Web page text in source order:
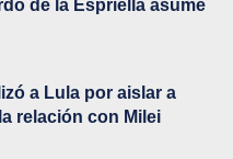
de la Espriella asume
a Lula por aislar a
relación con Milei